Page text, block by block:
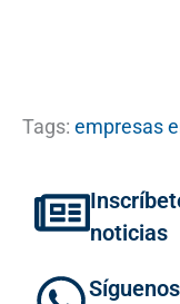
Tags: empresas
noticias